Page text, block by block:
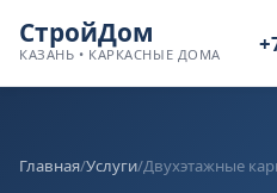
СтройДом
КАЗАНЬ • КАРКАСНЫЕ ДОМА
Главная/Услуги/Двухэтажные